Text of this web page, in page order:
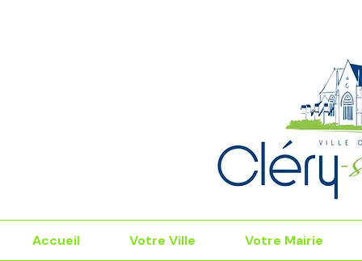
Accueil Votre Ville Votre Mairie